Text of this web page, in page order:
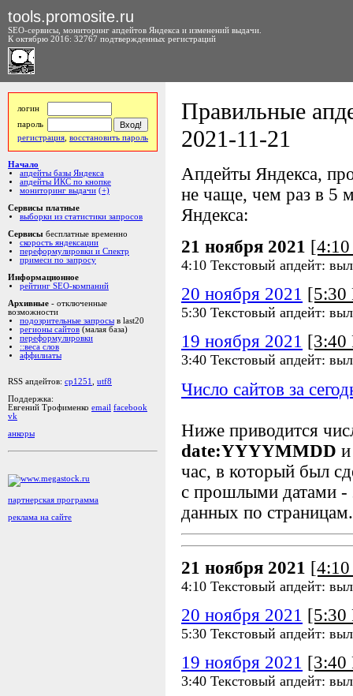
tools.promosite.ru
SEO-сервисы, мониторинг апдейтов Яндекса и изменений выдачи.
К октябрю 2016: 32767 подтвержденных регистраций
логин
пароль
регистрация восстановить пароль
Начало
апдейты базы Яндекса
апдейты ИКС по кнопке
мониторинг выдачи (+)
Сервисы платные
выборки из статистики запросов
Сервисы бесплатные временно
скорость яндексации
переформулировки и Спектр
примеси по запросу
Информационное
рейтинг SEO-компаний
Архивные - отключенные
возможности
подозрительные запросы в last20
регионы сайтов (малая база)
переформулировки
::веса слов
аффилиаты
RSS апдейтов: cp1251
utf8
Поддержка:
Евгений Трофименко email facebook
vk
анкоры
партнерская программа
реклама на сайте
Правильные
2021-11-21
Апдейты Яндекса,
не чаще, чем раз в 5
Яндекса:
21 ноября 2021
4:10 Текстовый апдейт:
20 ноября 2021 [5:30
5:30 Текстовый апдейт:
19 ноября 2021 [3:40
3:40 Текстовый апдейт:
Число сайтов за
Ниже приводится
date:YYYYMMDD
час, в который был
с прошлыми датами -
данных по страницам.
21 ноября 2021
4:10 Текстовый апдейт:
20 ноября 2021 [5:30
5:30 Текстовый апдейт:
19 ноября 2021 [3:40
3:40 Текстовый апдейт: